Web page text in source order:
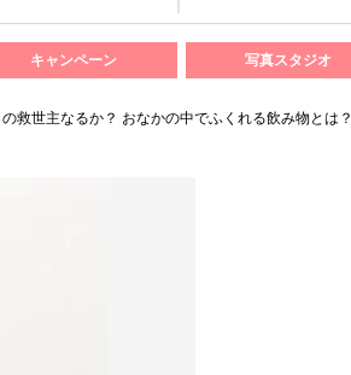
キャンペーン 写真スタジオ
救世主なるか？ おなかの中でふくれる飲み物とは？